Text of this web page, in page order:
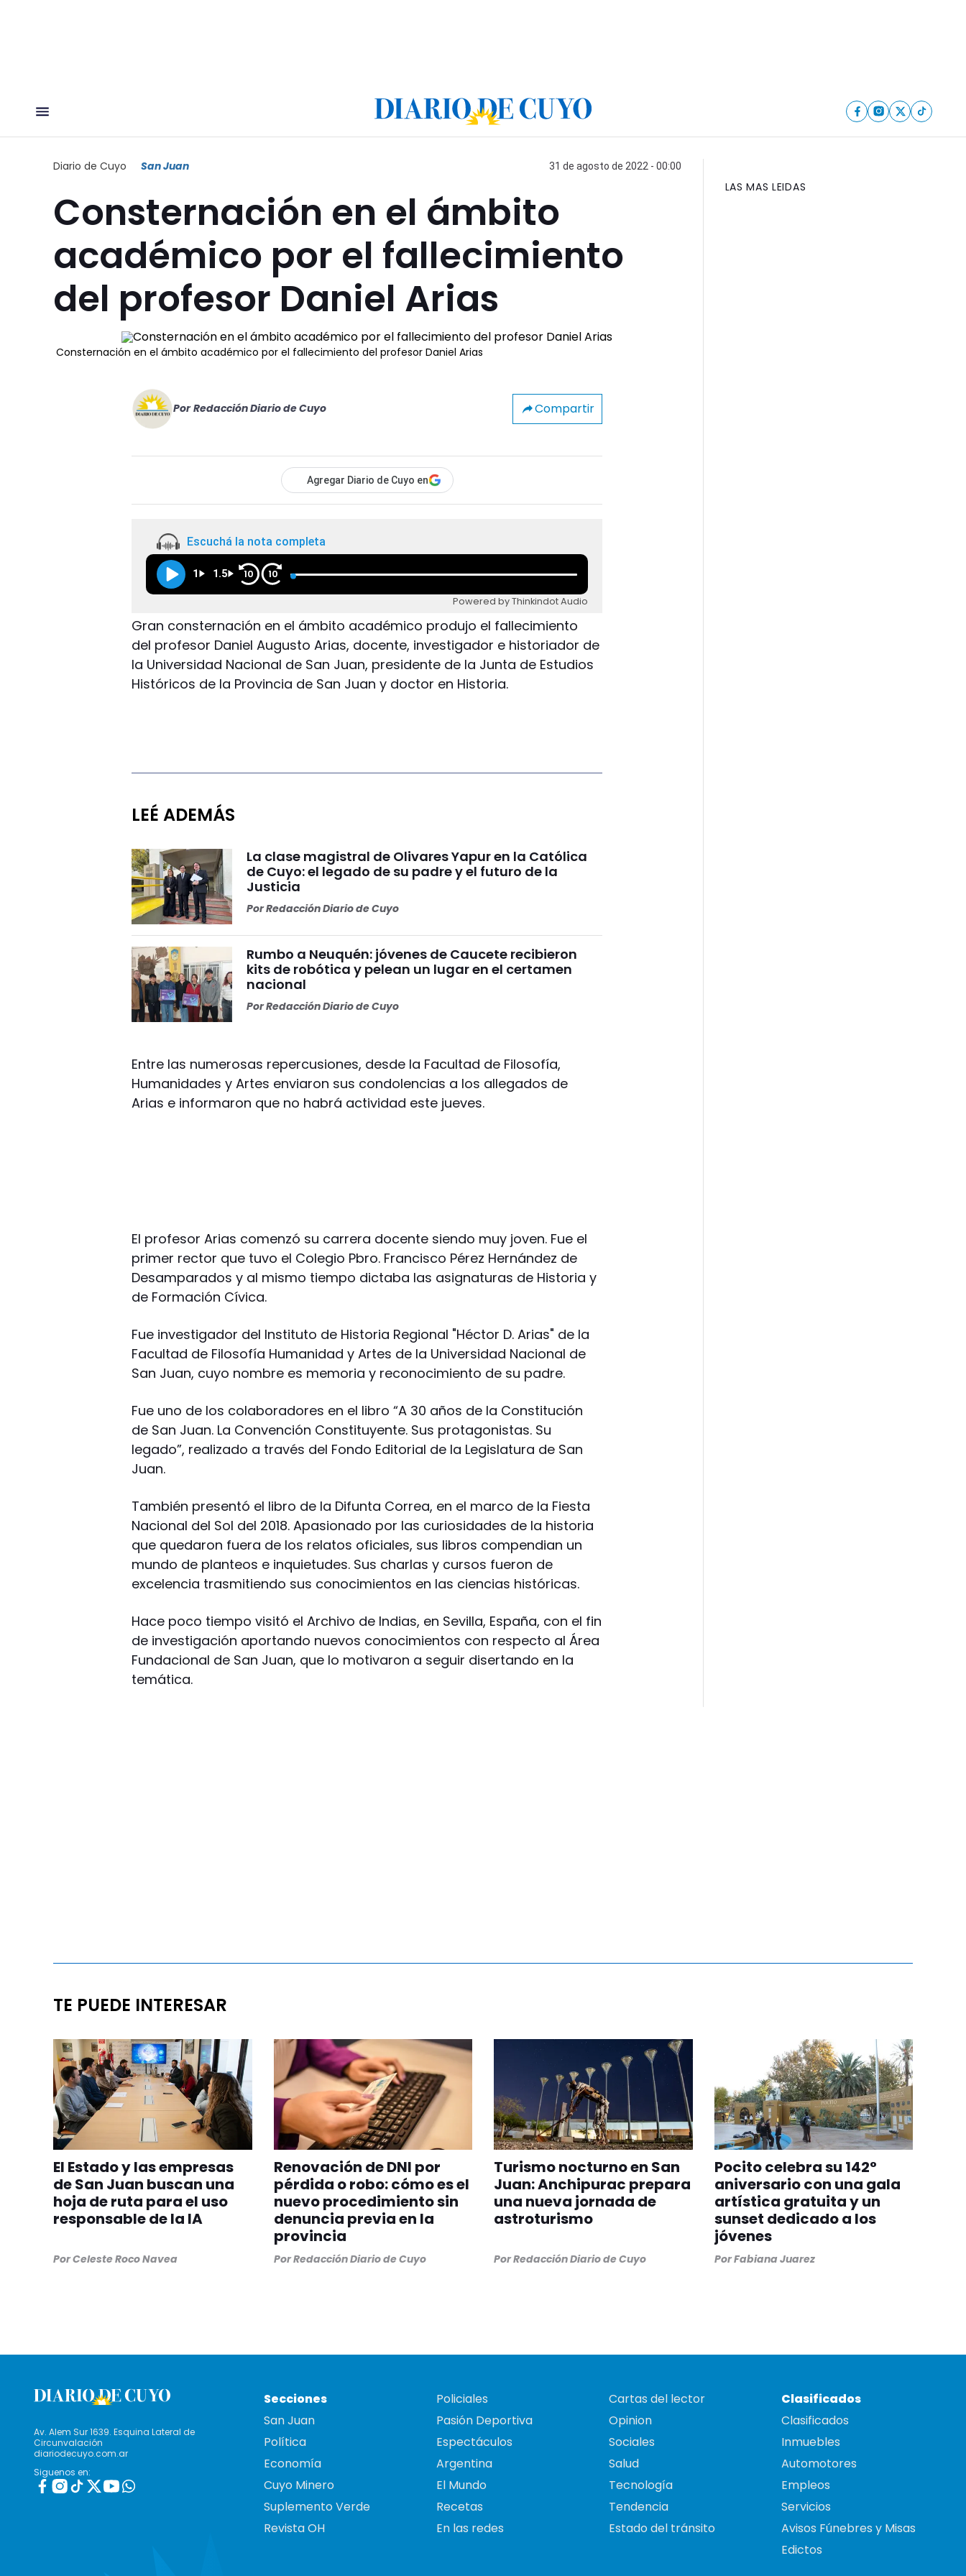
Diario de Cuyo San Juan 31 de agosto de 2022 - 00:00
Consternación en el ámbito
académico por el fallecimiento
del profesor Daniel Arias
Consternación en el ámbito académico por el fallecimiento del profesor Daniel Arias
Por Redacción Diario de Cuyo Compartir
Agregar Diario de Cuyo en
Escuchá la nota completa
1 1.5 10 10
Powered by Thinkindot Audio
Gran consternación en el ámbito académico produjo el fallecimiento
del profesor Daniel Augusto Arias, docente, investigador e historiador de
la Universidad Nacional de San Juan, presidente de la Junta de Estudios
Históricos de la Provincia de San Juan y doctor en Historia.
LEÉ ADEMÁS
La clase magistral de Olivares Yapur en la Católica
de Cuyo: el legado de su padre y el futuro de la
Justicia
PorRedacción Diario de Cuyo
Rumbo a Neuquén: jóvenes de Caucete recibieron
kits de robótica y pelean un lugar en el certamen
nacional
PorRedacción Diario de Cuyo
Entre las numerosas repercusiones, desde la Facultad de Filosofía,
Humanidades y Artes enviaron sus condolencias a los allegados de
Arias e informaron que no habrá actividad este jueves.
El profesor Arias comenzó su carrera docente siendo muy joven. Fue el
primer rector que tuvo el Colegio Pbro. Francisco Pérez Hernández de
Desamparados y al mismo tiempo dictaba las asignaturas de Historia y
de Formación Cívica.
Fue investigador del Instituto de Historia Regional "Héctor D. Arias" de la
Facultad de Filosofía Humanidad y Artes de la Universidad Nacional de
San Juan, cuyo nombre es memoria y reconocimiento de su padre.
Fue uno de los colaboradores en el libro “A 30 años de la Constitución
de San Juan. La Convención Constituyente. Sus protagonistas. Su
legado”, realizado a través del Fondo Editorial de la Legislatura de San
Juan.
También presentó el libro de la Difunta Correa, en el marco de la Fiesta
Nacional del Sol del 2018. Apasionado por las curiosidades de la historia
que quedaron fuera de los relatos oficiales, sus libros compendian un
mundo de planteos e inquietudes. Sus charlas y cursos fueron de
excelencia trasmitiendo sus conocimientos en las ciencias históricas.
Hace poco tiempo visitó el Archivo de Indias, en Sevilla, España, con el fin
de investigación aportando nuevos conocimientos con respecto al Área
Fundacional de San Juan, que lo motivaron a seguir disertando en la
temática.
LAS MAS LEIDAS
TE PUEDE INTERESAR
El Estado y las empresas
de San Juan buscan una
hoja de ruta para el uso
responsable de la IA
PorCeleste Roco Navea
Renovación de DNI por
pérdida o robo: cómo es el
nuevo procedimiento sin
denuncia previa en la
provincia
PorRedacción Diario de Cuyo
Turismo nocturno en San
Juan: Anchipurac prepara
una nueva jornada de
astroturismo
PorRedacción Diario de Cuyo
Pocito celebra su 142°
aniversario con una gala
artística gratuita y un
sunset dedicado a los
jóvenes
PorFabiana Juarez
Av. Alem Sur 1639. Esquina Lateral de
Circunvalación
diariodecuyo.com.ar
Siguenos en:
Secciones
San Juan
Política
Economía
Cuyo Minero
Suplemento Verde
Revista OH
Policiales
Pasión Deportiva
Espectáculos
Argentina
El Mundo
Recetas
En las redes
Cartas del lector
Opinion
Sociales
Salud
Tecnología
Tendencia
Estado del tránsito
Clasificados
Clasificados
Inmuebles
Automotores
Empleos
Servicios
Avisos Fúnebres y Misas
Edictos